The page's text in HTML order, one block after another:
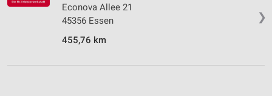
❯
Econova Allee 21
45356 Essen
455,76 km